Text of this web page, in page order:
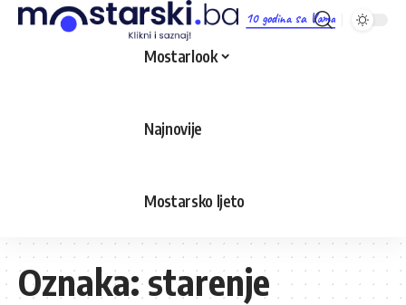
10 godina sa Vama
Mostarlook
Najnovije
Mostarsko ljeto
Oznaka:starenje